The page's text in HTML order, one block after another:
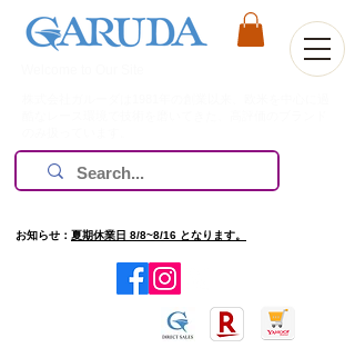
お知らせ： 夏期休業日 8/8~8/16 となります。